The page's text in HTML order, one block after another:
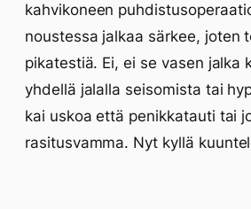
kahvikoneen
noustessa jalkaa särkee, joten
pikatestiä. Ei, ei se vasen jalka
yhdellä jalalla seisomista tai
kai uskoa että penikkatauti tai
rasitusvamma. Nyt kyllä